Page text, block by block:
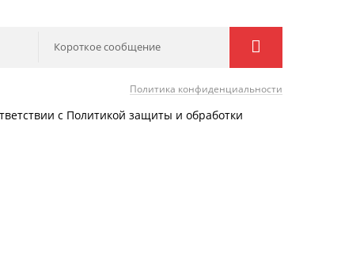
Короткое сообщение
Политика конфиденциальности
с Политикой защиты и обработки